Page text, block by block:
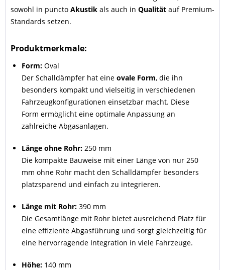
sowohl in puncto Akustik als auch in Qualität auf Premium-
Standards setzen.
Produktmerkmale:
Form: Oval
Der Schalldämpfer hat eine ovale Form, die ihn
besonders kompakt und vielseitig in verschiedenen
Fahrzeugkonfigurationen einsetzbar macht. Diese
Form ermöglicht eine optimale Anpassung an
zahlreiche Abgasanlagen.
Länge ohne Rohr: 250 mm
Die kompakte Bauweise mit einer Länge von nur 250
mm ohne Rohr macht den Schalldämpfer besonders
platzsparend und einfach zu integrieren.
Länge mit Rohr: 390 mm
Die Gesamtlänge mit Rohr bietet ausreichend Platz für
eine effiziente Abgasführung und sorgt gleichzeitig für
eine hervorragende Integration in viele Fahrzeuge.
Höhe: 140 mm